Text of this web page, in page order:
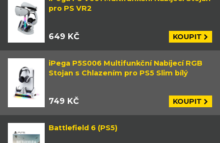
pro PS VR2
649 KČ KOUPIT
iPega P5S006 Multifunkční Nabíjecí RGB
Stojan s Chlazením pro PS5 Slim bílý
749 KČ KOUPIT
Battlefield 6 (PS5)